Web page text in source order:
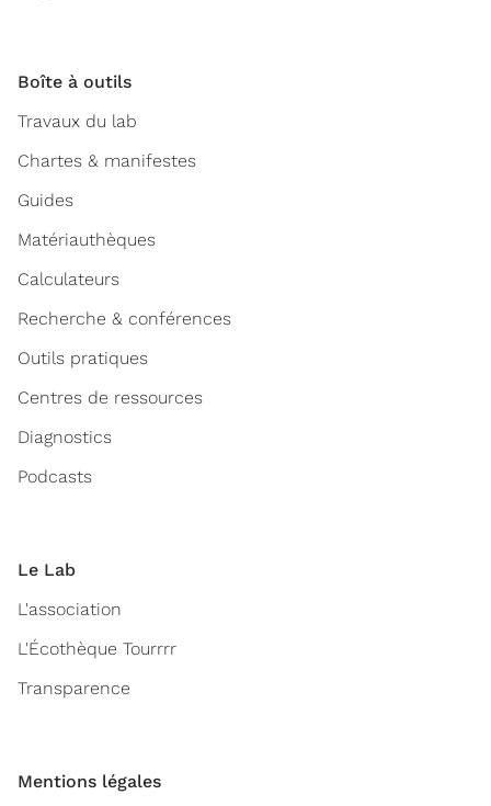
Boîte à outils
Travaux du lab
Chartes & manifestes
Guides
Matériauthèques
Calculateurs
Recherche & conférences
Outils pratiques
Centres de ressources
Diagnostics
Podcasts
Le Lab
L'association
L'Écothèque Tourrrr
Transparence
Mentions légales